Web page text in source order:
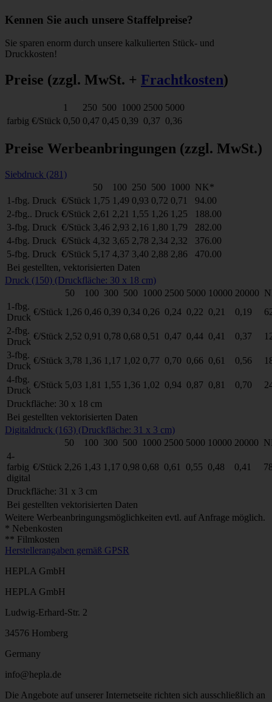
Kennen Sie auch unsere Staffelpreise?
Sie sparen enorm durch unsere kalkulierten Stück- und
Druckkosten!
Preise (zzgl. MwSt. + Frachtkosten)
1 250 500 1000 2500 5000
farbig €/Stück 0,50 0,47 0,45 0,39 0,37 0,36
Preise Werbeanbringungen (zzgl. MwSt.)
Siebdruck (281)
50
100 250 500 1000 NK*
1-fbg. Druck €/Stück 1,75 1,49 0,93 0,72 0,71
94.00
2-fbg.. Druck €/Stück 2,61 2,21 1,55 1,26 1,25
188.00
3-fbg. Druck €/Stück 3,46 2,93 2,16 1,80 1,79
282.00
4-fbg. Druck €/Stück 4,32 3,65 2,78 2,34 2,32
376.00
5-fbg. Druck €/Stück 5,17 4,37 3,40 2,88 2,86
470.00
Bei gestellten, vektorisierten Daten
Druck (150) (Druckfläche: 30 x 18 cm)
50
100 300 500 1000 2500 5000 10000 20000
1-fbg.
Druck
€/Stück 1,26 0,46 0,39 0,34 0,26 0,24 0,22 0,21 0,19
2-fbg.
Druck
€/Stück 2,52 0,91 0,78 0,68 0,51 0,47 0,44 0,41 0,37
3-fbg.
Druck
€/Stück 3,78 1,36 1,17 1,02 0,77 0,70 0,66 0,61 0,56
4-fbg.
Druck
€/Stück 5,03 1,81 1,55 1,36 1,02 0,94 0,87 0,81 0,70
Druckfläche: 30 x 18 cm
Bei gestellten vektorisierten Daten
Digitaldruck (163) (Druckfläche: 31 x 3 cm)
50
100 300 500 1000 2500 5000 10000 20000
4-
farbig
digital
€/Stück 2,26 1,43 1,17 0,98 0,68 0,61 0,55 0,48 0,41
Druckfläche: 31 x 3 cm
Bei gestellten vektorisierten Daten
Weitere Werbeanbringungsmöglichkeiten evtl. auf Anfrage möglich.
* Nebenkosten
** Filmkosten
Herstellerangaben gemäß GPSR
HEPLA GmbH
HEPLA GmbH
Ludwig-Erhard-Str. 2
34576 Homberg
Germany
info@hepla.de
Die Angebote auf unserer Internetseite richten sich ausschließlich an